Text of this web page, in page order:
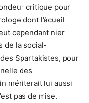
critique pour
dont l’écueil
cependant nier
de la social-
Spartakistes, pour
des
mériterait lui aussi
pas de mise.